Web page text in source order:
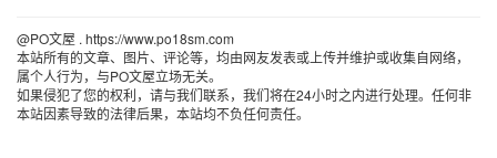
@PO文屋 . https://www.po18sm.com
本站所有的文章、图片、评论等，均由网友发表或上传并维护或收集自网络，
属个人行为，与PO文屋立场无关。
如果侵犯了您的权利，请与我们联系，我们将在24小时之内进行处理。任何非
本站因素导致的法律后果，本站均不负任何责任。